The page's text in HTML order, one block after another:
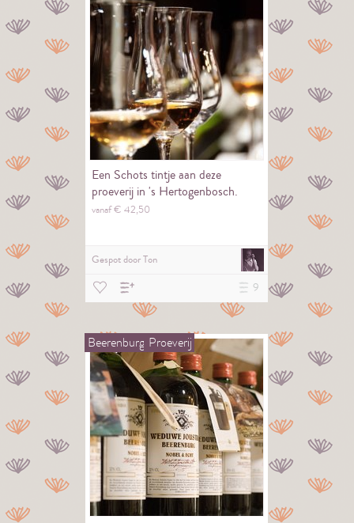
Een Schots tintje aan deze
proeverij in 's Hertogenbosch.
vanaf €42,50
Gespot doorTon
9
Beerenburg Proeverij